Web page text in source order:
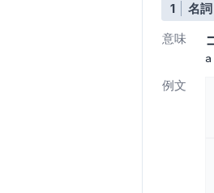
1 名詞
意味
例文